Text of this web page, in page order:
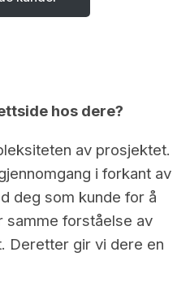
hos dere?
av prosjektet.
i forkant av
deg som kunde for å
forståelse av
Deretter gir vi dere en